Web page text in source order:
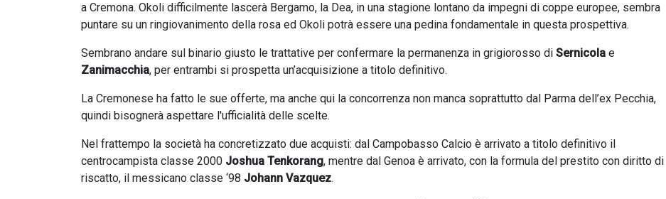
a Cremona. Okoli difficilmente lascerà Bergamo, la Dea, in una stagione lontano da impegni di coppe europee, sembra
puntare su un ringiovanimento della rosa ed Okoli potrà essere una pedina fondamentale in questa prospettiva.
Sembrano andare sul binario giusto le trattative per confermare la permanenza in grigiorosso di Sernicola e
Zanimacchia, per entrambi si prospetta un’acquisizione a titolo definitivo.
La Cremonese ha fatto le sue offerte, ma anche qui la concorrenza non manca soprattutto dal Parma dell’ex Pecchia,
quindi bisognerà aspettare l'ufficialità delle scelte.
Nel frattempo la società ha concretizzato due acquisti: dal Campobasso Calcio è arrivato a titolo definitivo il
centrocampista classe 2000 Joshua Tenkorang, mentre dal Genoa è arrivato, con la formula del prestito con diritto di
riscatto, il messicano classe ‘98 Johann Vazquez.